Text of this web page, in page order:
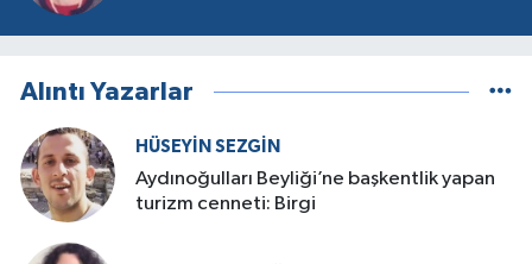
Alıntı Yazarlar
HÜSEYIN SEZGIN
Aydınoğulları Beyliği’ne başkentlik yapan
turizm cenneti: Birgi